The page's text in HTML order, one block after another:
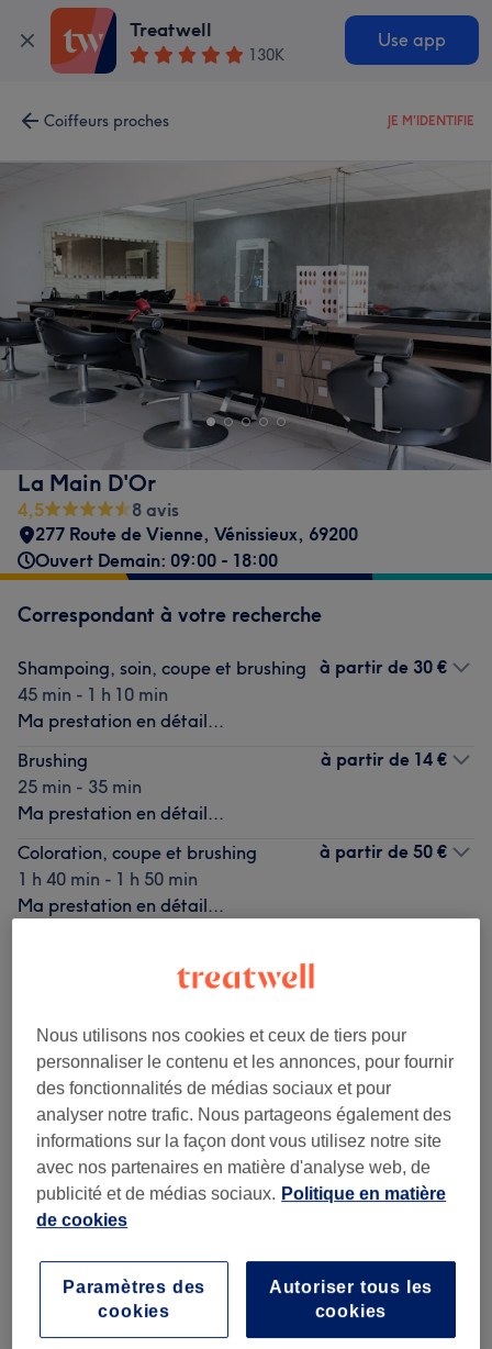
Treatwell
130K
Use app
Coiffeurs proches JE M'IDENTIFIE
La Main D'Or
4,5
8 avis
277 Route de Vienne, Vénissieux, 69200
Ouvert Demain: 09:00 - 18:00
Correspondant à votre recherche
Shampoing, soin, coupe et brushing
45 min - 1 h 10 min
Ma prestation en détail...
à partir de 30 €
Brushing
25 min - 35 min
Ma prestation en détail...
à partir de 14 €
Coloration, coupe et brushing
1 h 40 min - 1 h 50 min
Ma prestation en détail...
à partir de 50 €
Ce n'est pas ce que vous recherchiez ?
Recherchez dans notre liste de prestations
Femme - Coupe De Cheveux Et
Coiffure (2)
à partir de 14 €
Femme - Coloration (2) à partir de 50 €
Femme - Coloration Et Mèches 2) à partir de 135 €
Lissage (1) à partir de 70 €
Nous utilisons nos cookies et ceux de tiers pour
personnaliser le contenu et les annonces, pour fournir
des fonctionnalités de médias sociaux et pour
analyser notre trafic. Nous partageons également des
informations sur la façon dont vous utilisez notre site
avec nos partenaires en matière d'analyse web, de
publicité et de médias sociaux. Politique en matière
de cookies
Autoriser tous les
cookies
Paramètres des
cookies